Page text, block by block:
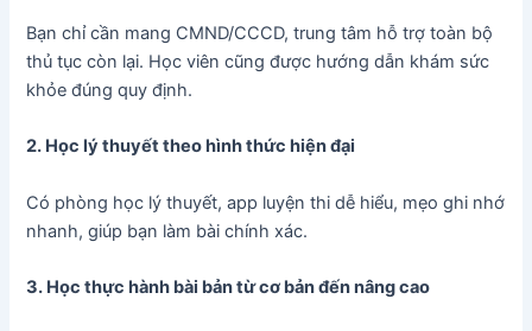
Bạn chỉ cần mang CMND/CCCD, trung tâm hỗ trợ toàn bộ
thủ tục còn lại. Học viên cũng được hướng dẫn khám sức
khỏe đúng quy định.
2. Học lý thuyết theo hình thức hiện đại
Có phòng học lý thuyết, app luyện thi dễ hiểu, mẹo ghi nhớ
nhanh, giúp bạn làm bài chính xác.
3. Học thực hành bài bản từ cơ bản đến nâng cao